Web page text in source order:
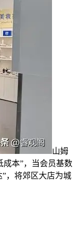
山姆
成本”，当会员基数
，将郊区大店为城